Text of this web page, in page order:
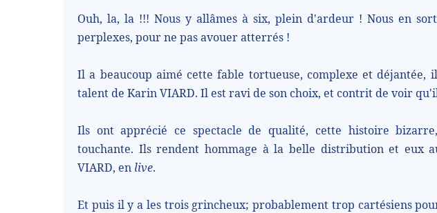
Ouh, la, la !!! Nous y allâmes à six, plein d'ardeur ! Nous en
perplexes, pour ne pas avouer atterrés !
Il a beaucoup aimé cette fable tortueuse, complexe et déjantée,
talent de Karin VIARD. Il est ravi de son choix, et contrit de voir
Ils ont apprécié ce spectacle de qualité, cette histoire
touchante. Ils rendent hommage à la belle distribution et eux
VIARD, en live.
Et puis il y a les trois grincheux; probablement trop cartésiens